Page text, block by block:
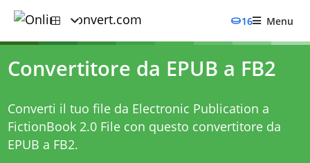
16 Menu
Convertitore da EPUB a FB2
Converti il tuo file da Electronic Publication a
FictionBook 2.0 File con questo convertitore da
EPUB a FB2.